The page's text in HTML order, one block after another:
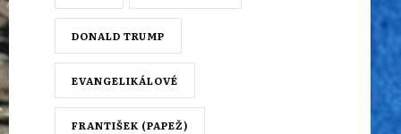
DONALD TRUMP
EVANGELIKÁLOVÉ
FRANTIŠEK (PAPEŽ)